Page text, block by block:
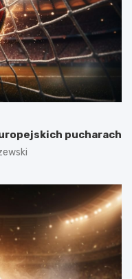
pucharach